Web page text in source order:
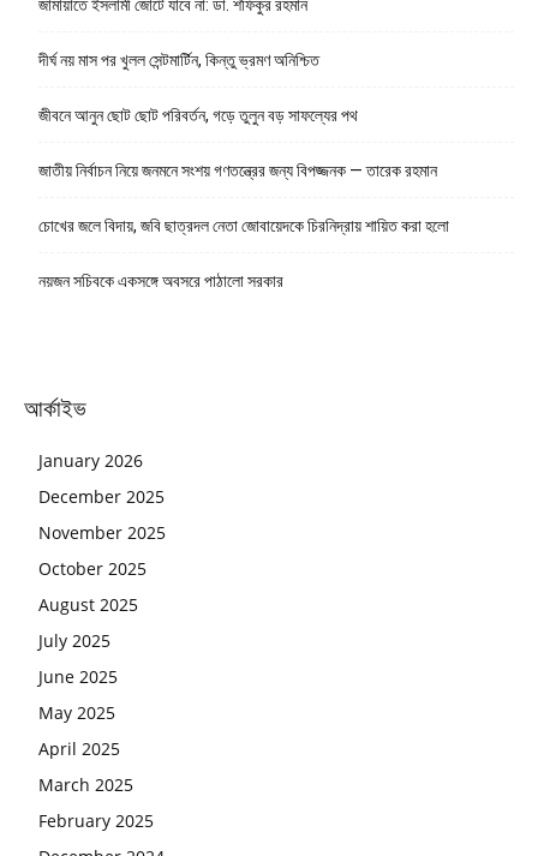
জামায়াতে ইসলামী জোটে যাবে না: ডা. শফিকুর রহমান
দীর্ঘ নয় মাস পর খুলল সেন্টমার্টিন, কিন্তু ভ্রমণ অনিশ্চিত
জীবনে আনুন ছোট ছোট পরিবর্তন, গড়ে তুলুন বড় সাফল্যের পথ
জাতীয় নির্বাচন নিয়ে জনমনে সংশয় গণতন্ত্রের জন্য বিপজ্জনক — তারেক রহমান
চোখের জলে বিদায়, জবি ছাত্রদল নেতা জোবায়েদকে চিরনিদ্রায় শায়িত করা হলো
নয়জন সচিবকে একসঙ্গে অবসরে পাঠালো সরকার
আর্কাইভ
January 2026
December 2025
November 2025
October 2025
August 2025
July 2025
June 2025
May 2025
April 2025
March 2025
February 2025